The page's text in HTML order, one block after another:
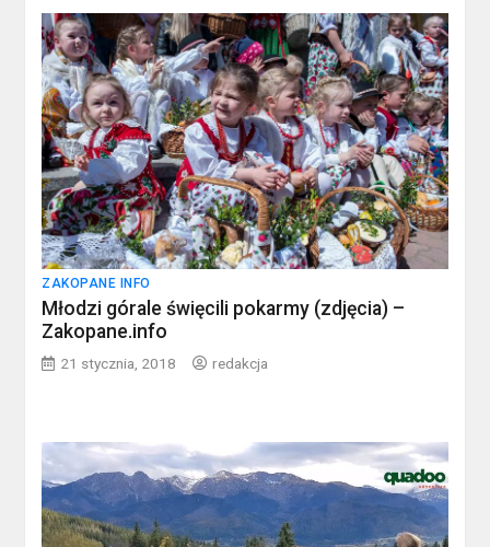
ZAKOPANE INFO
Młodzi górale święcili pokarmy (zdjęcia) –
Zakopane.info
21 stycznia, 2018 redakcja